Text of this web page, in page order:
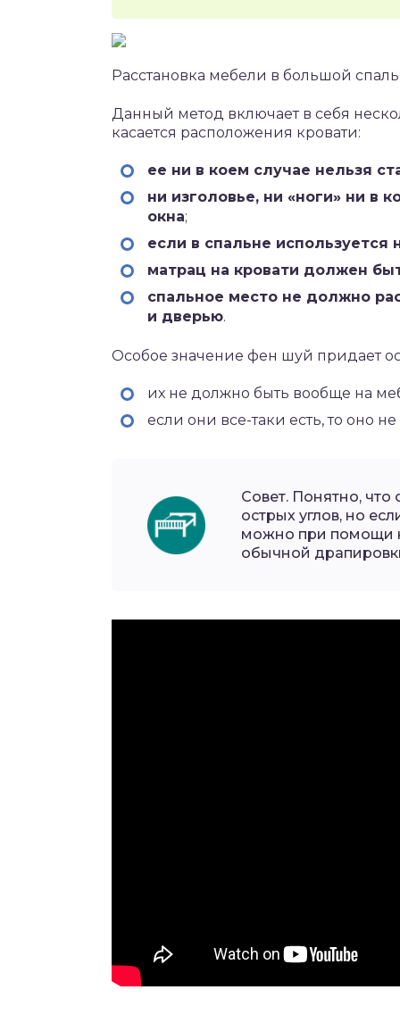
Расстановка мебели в большой
Данный метод включает в себя
касается расположения кровати:
ее ни в коем случае нельзя
ни изголовье, ни «ноги» ни в
окна;
если в спальне используется
матрац на кровати должен
спальное место не должно
и дверью.
Особое значение фен шуй придает
их не должно быть вообще на
если они все-таки есть, то оно
Совет. Понятно, что
острых углов, но
можно при помощи
обычной